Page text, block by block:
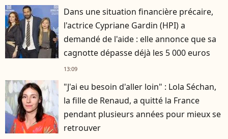
Dans une situation financière précaire,
l'actrice Cypriane Gardin (HPI) a
demandé de l'aide : elle annonce que sa
cagnotte dépasse déjà les 5 000 euros
13:09
"J'ai eu besoin d'aller loin" : Lola Séchan,
la fille de Renaud, a quitté la France
pendant plusieurs années pour mieux se
retrouver